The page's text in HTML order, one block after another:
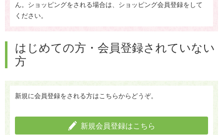
ん。ショッピングをされる場合は、ショッピング会員登録をして
ください。
はじめての方・会員登録されていない
方
新規に会員登録をされる方はこちらからどうぞ。
新規会員登録はこちら